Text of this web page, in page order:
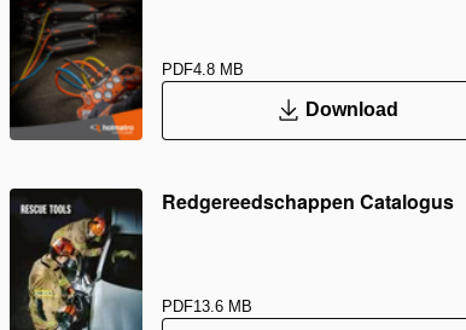
PDF4.8 MB
Download
Redgereedschappen Catalogus
PDF13.6 MB